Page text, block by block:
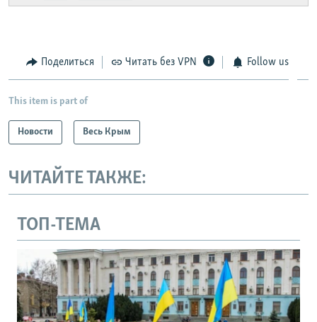
Поделиться Читать без VPN Follow us
This item is part of
Новости Весь Крым
ЧИТАЙТЕ ТАКЖЕ:
ТОП-ТЕМА